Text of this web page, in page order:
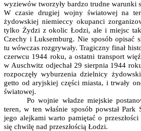
wyziewów tworzyły bardzo trudne warunki
W czasie drugiej wojny światowej na
żydowskiej niemieccy okupanci
tylko Żydzi z okolic Łodzi, ale i miejsc tak
Czechy i Luksemburg. Nie sposób opisać
tu wówczas rozgrywały. Tragiczny finał
czerwcu 1944 roku, a ostatni transport
w Auschwitz odjechał 29 sierpnia 1944
rozpoczęły wyburzenia dzielnicy
getto od aryjskiej części miasta, i trwały
światowej.
Po wojnie władze miejskie
teren, w ten właśnie sposób powstał Park
jego alejkami warto pamiętać o
się chwilę nad przeszłością Łodzi.